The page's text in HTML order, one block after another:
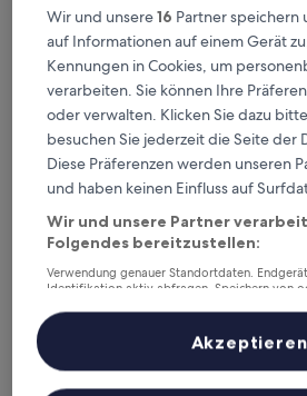
Top 5 Hotels in der
Vorupør Museum
Morup Mølle Kro — 2.5-Sterne-Hotel
Museum entfernt. Gästebewertung:
Noah's Ark Homestay— 2-Sterne-
Museum entfernt. Gästebewertung:
Empfohlene Unterkünfte
Preis
Deine
Vorupør Museum
Morup Mølle Kro
Wir und unsere16 Partner
auf Informationen auf einem Gerät
Kennungen in Cookies, um
verarbeiten. Sie können Ihre
oder verwalten. Klicken Sie dazu
besuchen Sie jederzeit die Seite der
Diese Präferenzen werden unseren
und haben keinen Einfluss auf
Wir und unsere Partner
Folgendes bereitzustellen:
Verwendung genauer Standortdaten.
Identifikation aktiv abfragen. Speichern von
Inhalte, Messung von Werbeleistung und der
Zielgruppenforschung sowie Entwicklung und
Liste der Partner (Lieferanten)
Akzeptieren